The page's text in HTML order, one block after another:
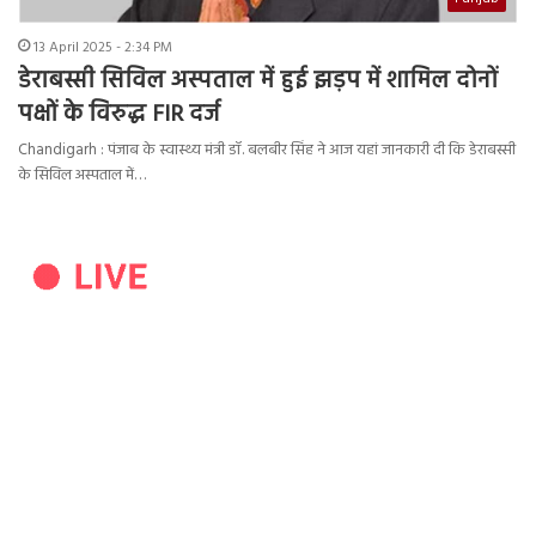
13 April 2025 - 2:34 PM
डेराबस्सी सिविल अस्पताल में हुई झड़प में शामिल दोनों
पक्षों के विरुद्ध FIR दर्ज
Chandigarh : पंजाब के स्वास्थ्य मंत्री डॉ. बलबीर सिंह ने आज यहां जानकारी दी कि डेराबस्सी
के सिविल अस्पताल में…